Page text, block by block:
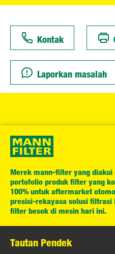
Kontak
Laporkan masalah
Merek mann-filter yang
portofolio produk filter yang
100% untuk aftermarket
presisi-rekayasa solusi filtrasi
filter besok di mesin hari ini.
Tautan Pendek